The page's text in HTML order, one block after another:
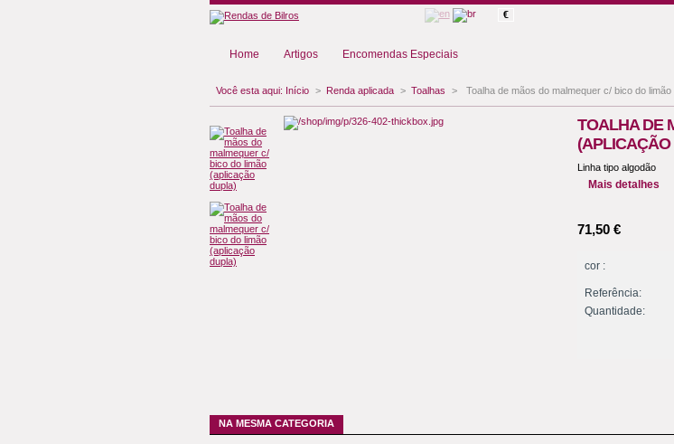
€
Home Artigos Encomendas Especiais
Você esta aqui: Início > Renda aplicada > Toalhas > Toalha de mãos do malmequer c/ bico do
TOALHA DE
Linha tipo algodão
Mais detalhes
71,50 €
cor :
Referência:
Quantidade:
NA MESMA CATEGORIA